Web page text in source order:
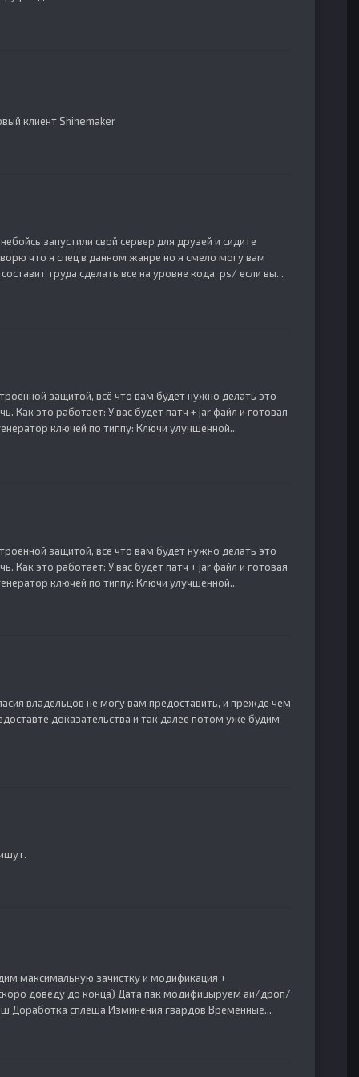
клиент Shinemaker
запустили свой сервер для друзей и сидите
что я спец в данном жанре но я смело могу вам
труда сделать все на уровне кода. ps/ если вы...
защитой, всё что вам будет нужно делать это
Как это работает: У вас будет патч + jar файл и готовая
ключей по типпу: Ключи улучшенной...
защитой, всё что вам будет нужно делать это
Как это работает: У вас будет патч + jar файл и готовая
ключей по типпу: Ключи улучшенной...
владельцов не могу вам предоставить, и прежде чем
доказательства и так далее потом уже будим
максимальную зачистку и модификация +
доведу до конца) Дата пак модифицыруем аи/дроп/
Доработка сплеша Изминения гвардов Временные...